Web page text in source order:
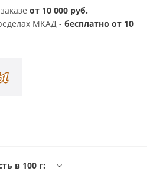
от 10 000 руб.
МКАД - бесплатно от 10
в 100 г: